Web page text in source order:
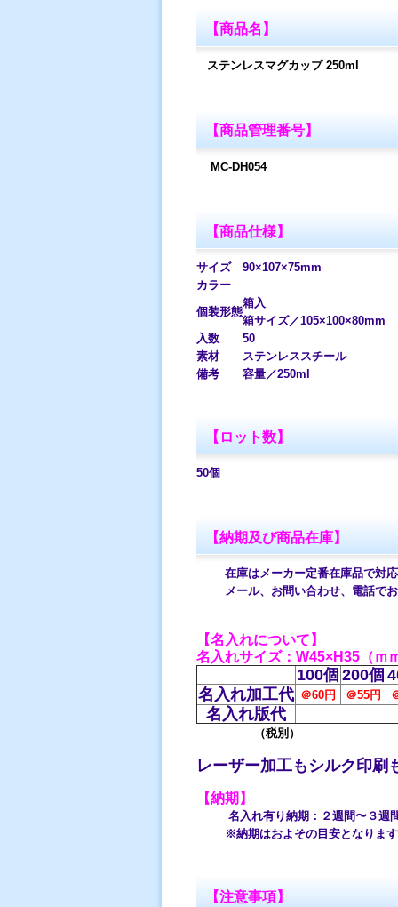
【商品名】
ステンレスマグカップ 250ml
【商品管理番号】
MC-DH054
【商品仕様】
サイズ
90×107×75mm
カラー
個装形態
箱入
箱サイズ／105×100×80mm
入数
50
素材
ステンレススチール
備考
容量／250ml
【ロット数】
50個
【納期及び商品在庫】
在庫はメーカー定番在庫品で対応
メール、お問い合わせ、電話でお
【名入れについて】
名入れサイズ：W45×H35（
100個 200個
名入れ加工代 ＠60円 ＠55円
名入れ版代
（税別）
レーザー加工もシルク印刷
【納期】
名入れ有り納期：２週間〜３週
※納期はおよその目安となります
【注意事項】